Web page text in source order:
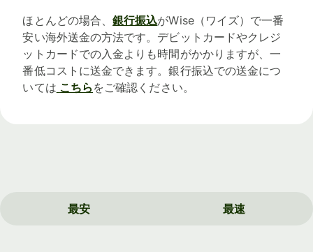
ほとんどの場合、銀行振込がWise（ワイズ）で一番
安い海外送金の方法です。デビットカードやクレジ
ットカードでの入金よりも時間がかかりますが、一
番低コストに送金できます。銀行振込での送金につ
いては こちら をご確認ください。
最安 最速